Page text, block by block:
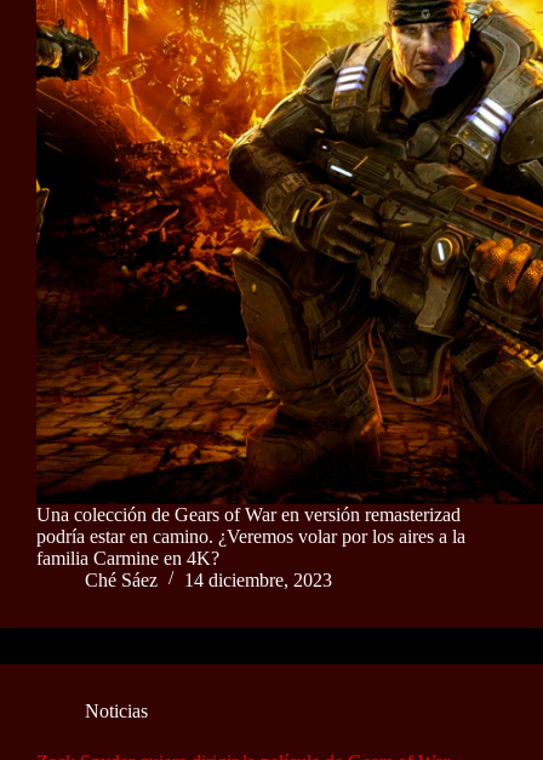
Una colección de Gears of War en versión remasterizad
podría estar en camino. ¿Veremos volar por los aires a la
familia Carmine en 4K?
Ché Sáez
14 diciembre, 2023
Noticias